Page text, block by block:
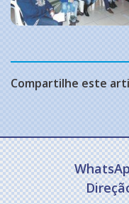
Compartilhe este